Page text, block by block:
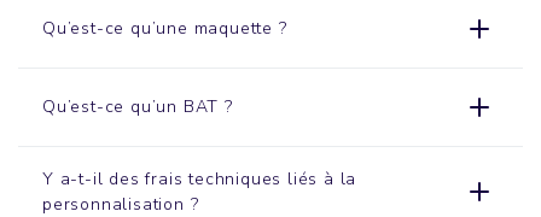
Qu’est-ce qu’une maquette ?
Qu’est-ce qu’un BAT ?
Y a-t-il des frais techniques liés à la
personnalisation ?